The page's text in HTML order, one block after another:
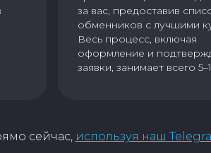
за вас, предоставив
обменников с лучшими
Весь процесс, включая
оформление и
заявки, занимает всего
сейчас, используя наш